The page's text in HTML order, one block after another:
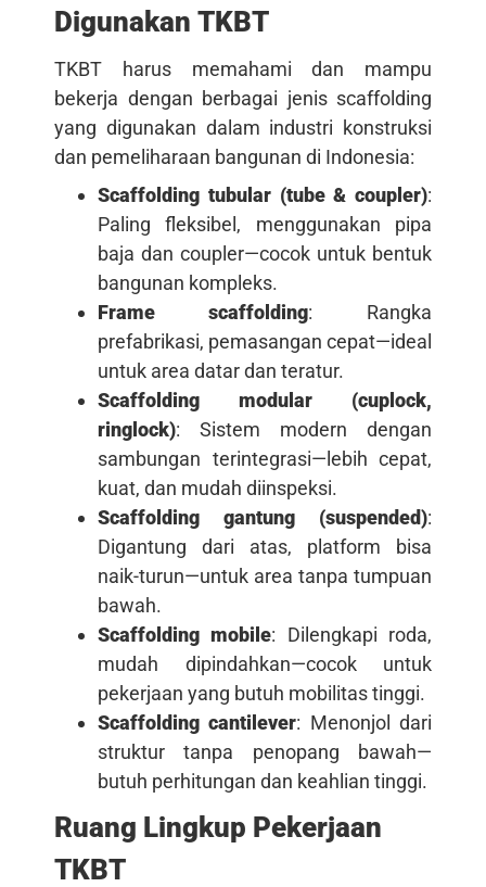
Digunakan TKBT
TKBT harus memahami dan mampu
bekerja dengan berbagai jenis scaffolding
yang digunakan dalam industri konstruksi
dan pemeliharaan bangunan di Indonesia:
Scaffolding tubular (tube & coupler):
Paling fleksibel, menggunakan pipa
baja dan coupler—cocok untuk bentuk
bangunan kompleks.
Frame scaffolding: Rangka
prefabrikasi, pemasangan cepat—ideal
untuk area datar dan teratur.
Scaffolding modular (cuplock,
ringlock): Sistem modern dengan
sambungan terintegrasi—lebih cepat,
kuat, dan mudah diinspeksi.
Scaffolding gantung (suspended):
Digantung dari atas, platform bisa
naik-turun—untuk area tanpa tumpuan
bawah.
Scaffolding mobile: Dilengkapi roda,
mudah dipindahkan—cocok untuk
pekerjaan yang butuh mobilitas tinggi.
Scaffolding cantilever: Menonjol dari
struktur tanpa penopang bawah—
butuh perhitungan dan keahlian tinggi.
Ruang Lingkup Pekerjaan
TKBT